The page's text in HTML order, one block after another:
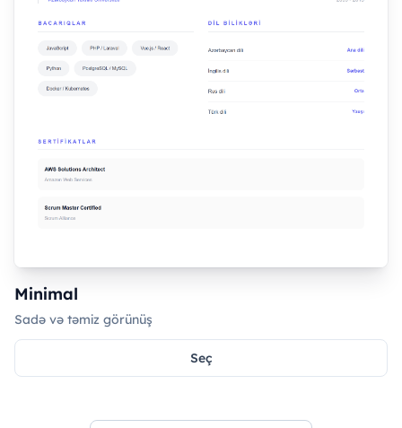
Minimal
Sadə və təmiz görünüş
Seç